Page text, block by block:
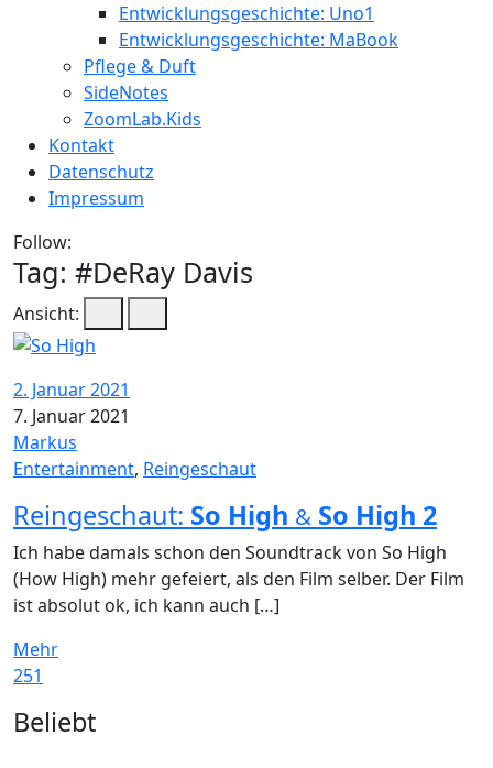
Entwicklungsgeschichte: Uno1
Entwicklungsgeschichte: MaBook
Pflege & Duft
SideNotes
ZoomLab.Kids
Kontakt
Datenschutz
Impressum
Follow:
Tag: #DeRay Davis
Ansicht:
2. Januar 2021
7. Januar 2021
Markus
Entertainment, Reingeschaut
Reingeschaut: So High & So High 2
Ich habe damals schon den Soundtrack von So High
(How High) mehr gefeiert, als den Film selber. Der Film
ist absolut ok, ich kann auch […]
Mehr
251
Widgets
Beliebt